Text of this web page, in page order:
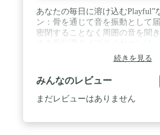
あなたの毎日に溶け込むPlayful”
ン：骨を通じて音を振動として
密閉することなく周囲の音を聞
もっと身近に、カジュアルにお
う開発された / 耳全体を包み込
ダンフィットデザイン」。内部
形状記憶合金で適度なバネ特性
ーツやトレーニングなどの激し
続きを見る
みんなのレビュー
まだレビューはありません